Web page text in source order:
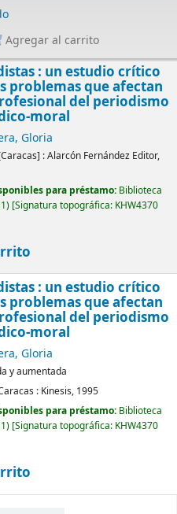
Agregar al carrito
: un estudio crítico
problemas que afectan
del periodismo
moral
Gloria
:Alarcón Fernández Editor,
para préstamo: Biblioteca
Signatura topográfica: KHW4370
: un estudio crítico
problemas que afectan
del periodismo
moral
Gloria
y aumentada
: Kinesis, 1995
para préstamo: Biblioteca
Signatura topográfica: KHW4370